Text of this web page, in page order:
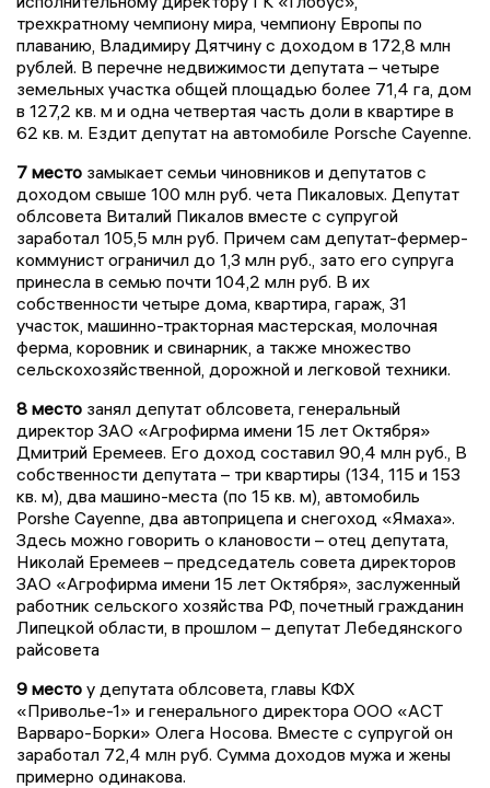
трехкратному чемпиону мира, чемпиону Европы по
плаванию, Владимиру Дятчину с доходом в 172,8 млн
рублей. В перечне недвижимости депутата – четыре
земельных участка общей площадью более 71,4 га, дом
в 127,2 кв. м и одна четвертая часть доли в квартире в
62 кв. м. Ездит депутат на автомобиле Porsche Cayenne.
7 место замыкает семьи чиновников и депутатов с
доходом свыше 100 млн руб. чета Пикаловых. Депутат
облсовета Виталий Пикалов вместе с супругой
заработал 105,5 млн руб. Причем сам депутат-фермер-
коммунист ограничил до 1,3 млн руб., зато его супруга
принесла в семью почти 104,2 млн руб. В их
собственности четыре дома, квартира, гараж, 31
участок, машинно-тракторная мастерская, молочная
ферма, коровник и свинарник, а также множество
сельскохозяйственной, дорожной и легковой техники.
8 место занял депутат облсовета, генеральный
директор ЗАО «Агрофирма имени 15 лет Октября»
Дмитрий Еремеев. Его доход составил 90,4 млн руб., В
собственности депутата – три квартиры (134, 115 и 153
кв. м), два машино-места (по 15 кв. м), автомобиль
Porshe Cayenne, два автоприцепа и снегоход «Ямаха».
Здесь можно говорить о клановости – отец депутата,
Николай Еремеев – председатель совета директоров
ЗАО «Агрофирма имени 15 лет Октября», заслуженный
работник сельского хозяйства РФ, почетный гражданин
Липецкой области, в прошлом – депутат Лебедянского
райсовета
9 место у депутата облсовета, главы КФХ
«Приволье-1» и генерального директора ООО «АСТ
Варваро-Борки» Олега Носова. Вместе с супругой он
заработал 72,4 млн руб. Сумма доходов мужа и жены
примерно одинакова.